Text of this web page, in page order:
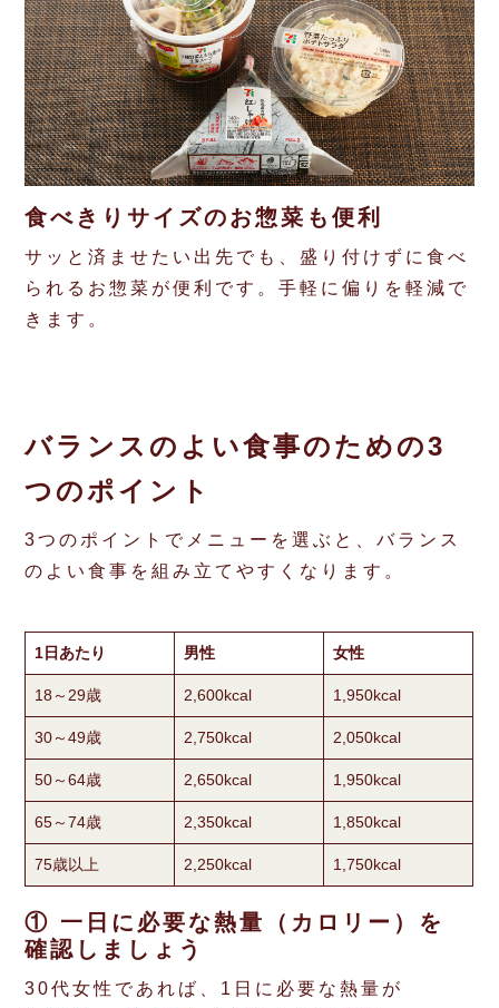
食べきりサイズのお惣菜も便利
サッと済ませたい出先でも、盛り付けずに食べ
られるお惣菜が便利です。手軽に偏りを軽減で
きます。
バランスのよい食事のための3
つのポイント
3つのポイントでメニューを選ぶと、バランス
のよい食事を組み立てやすくなります。
1日あたり 男性 女性
18～29歳 2,600kcal 1,950kcal
30～49歳 2,750kcal 2,050kcal
50～64歳 2,650kcal 1,950kcal
65～74歳 2,350kcal 1,850kcal
75歳以上 2,250kcal 1,750kcal
① 一日に必要な熱量（カロリー）を
確認しましょう
30代女性であれば、1日に必要な熱量が